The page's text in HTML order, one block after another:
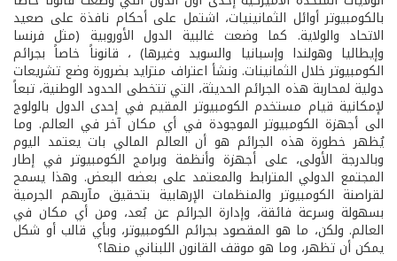
بالكومبيوتر أوائل الثمانينيات، اشتمل على أحكام نافذة على صعيد
الاتحاد والولاية. كما وضعت غالبية الدول الأوروبية (مثل فرنسا
وإيطاليا وهولندا وإسبانيا والسويد وغيرها) ، قانوناً خاصاً بجرائم
الكومبيوتر خلال الثمانينات. ونشأ اعتراف متزايد بضرورة وضع تشريعات
دولية لمحاربة هذه الجرائم الحديثة، التي تتخطى الحدود الوطنية، تبعاً
لإمكانية قيام مستخدم الكومبيوتر المقيم في إحدى الدول بالولوج
الى أجهزة الكومبيوتر الموجودة في أي مكان آخر في العالم. وما
يُظهر خطورة هذه الجرائم هو أن العالم المالي بات يعتمد اليوم
وبالدرجة الأولى، على أجهزة وأنظمة وبرامج الكومبيوتر في إطار
المجتمع الدولي المترابط والمعتمد على بعضه البعض. وهذا يسمح
لقراصنة الكومبيوتر والمنظمات الإرهابية بتحقيق مآربهم الجرمية
بسهولة وسرعة فائقة، وإدارة الجرائم عن بُعد، ومن أي مكان في
العالم. ولكن، ما هو المقصود بجرائم الكومبيوتر، وبأي قالب أو شكل
يمكن أن تظهر، وما هو موقف القانون اللبناني منها؟